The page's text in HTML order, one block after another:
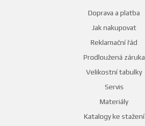
Doprava a platba
Jak nakupovat
Reklamační řád
Prodloužená záruka
Velikostní tabulky
Servis
Materiály
Katalogy ke stažení